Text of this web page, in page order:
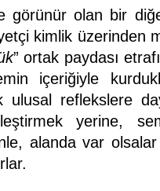
görünür olan bir
kimlik üzerinden
” ortak paydası
içeriğiyle
ulusal reflekslere
yerine,
alanda var